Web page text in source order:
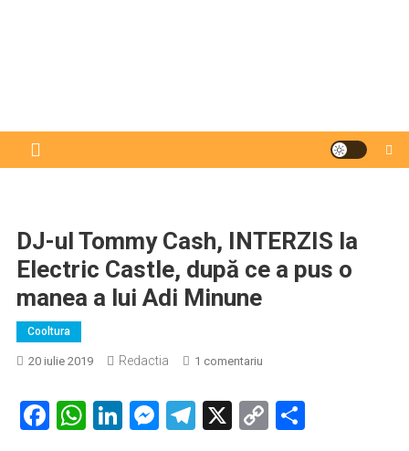
DJ-ul Tommy Cash, INTERZIS la
Electric Castle, după ce a pus o
manea a lui Adi Minune
Cooltura
20 iulie 2019 Redactia 1 comentariula
ul
Tommy
Facebook
WhatsApp
LinkedIn
Messenger
Telegram
X Copy